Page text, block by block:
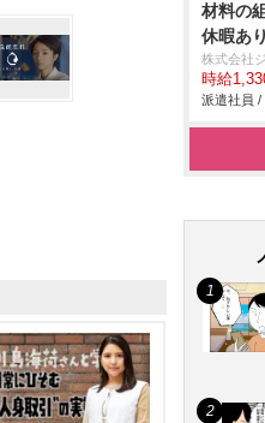
材料の
休暇あ
株式会社
時給
派遣社員 /